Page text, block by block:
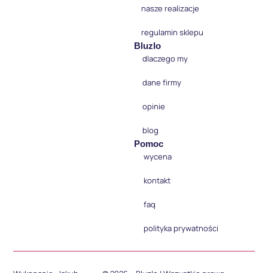
nasze realizacje
regulamin sklepu
Bluzlo
dlaczego my
dane firmy
opinie
blog
Pomoc
wycena
kontakt
faq
polityka prywatności